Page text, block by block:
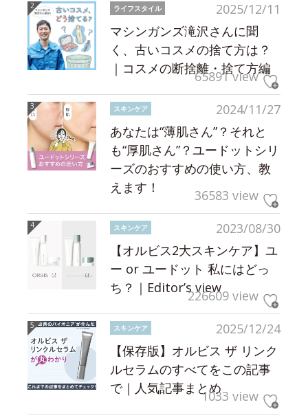
2025/12/11
ライフスタイル
マシンガンズ滝沢さんに聞
く、古いコスメの捨て方は？
｜コスメの断捨離・捨て方編
65891 view
2024/11/27
スキンケア
あなたは“薄肌さん”？それと
も“厚肌さん”？ユードットシリ
ーズのおすすめの使い方、教
えます！
36583 view
2023/08/30
スキンケア
【オルビス2大スキンケア】ユ
ー or ユードット 私にはどっ
ち？｜Editor’s view226609 view
2025/12/24
スキンケア
【保存版】オルビス ザ リンク
ルセラムのすべてをこの記事
で｜人気記事まとめ1033 view